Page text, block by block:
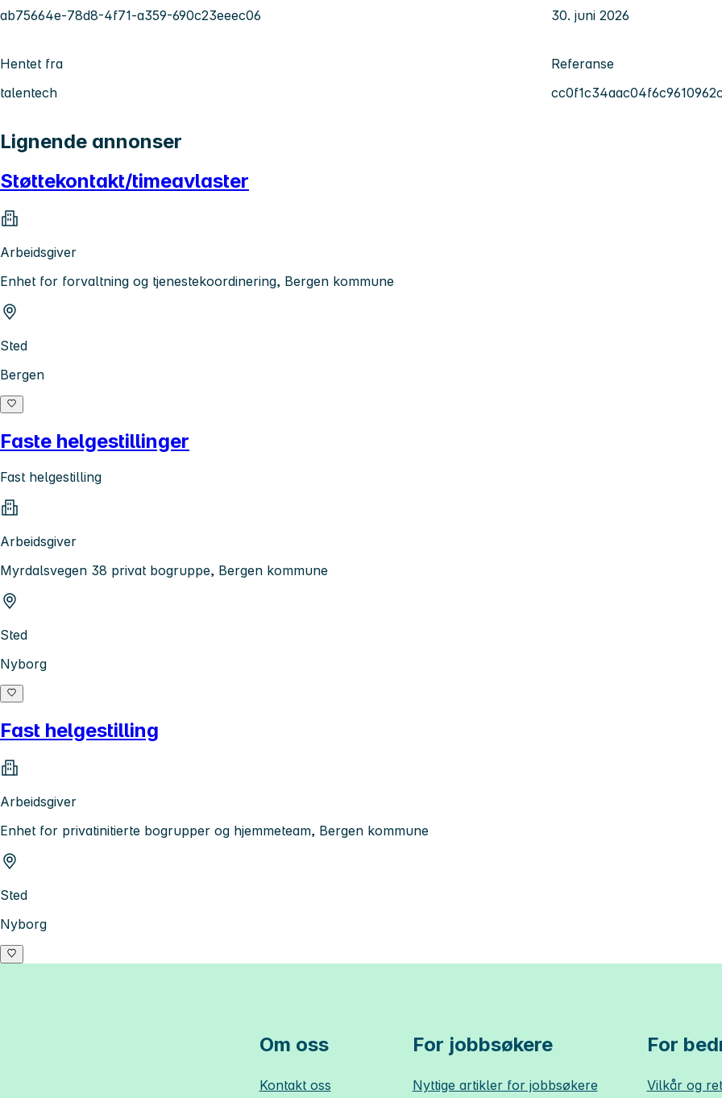
ab75664e-78d8-4f71-a359-690c23eeec06
30. juni 2026
Hentet fra
talentech
Referanse
Lignende annonser
Støttekontakt/timeavlaster
Arbeidsgiver
Enhet for forvaltning og tjenestekoordinering, Bergen kommune
Sted
Bergen
Faste helgestillinger
Fast helgestilling
Arbeidsgiver
Myrdalsvegen 38 privat bogruppe, Bergen kommune
Sted
Nyborg
Fast helgestilling
Arbeidsgiver
Enhet for privatinitierte bogrupper og hjemmeteam, Bergen kommune
Sted
Nyborg
Om oss
Kontakt oss
For jobbsøkere
Nyttige artikler for jobbsøkere
For
Vilkår og